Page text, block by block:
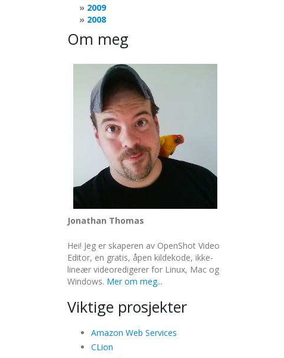
2009
2008
Om meg
Jonathan Thomas
Hei! Jeg er skaperen av OpenShot Video
Editor, en gratis, åpen kildekode, ikke-
lineær videoredigerer for Linux, Mac og
Windows. Mer om meg...
Viktige prosjekter
Amazon Web Services
CLion